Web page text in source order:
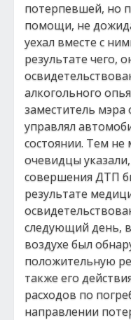
потерпевшей, но
помощи, не
уехал вместе с
результате чего,
алкогольного
заместитель мэра
управлял
состоянии. Тем
очевидцы
совершения ДТП
результате
следующий день,
воздухе был
положительную
также его
расходов по
направлении